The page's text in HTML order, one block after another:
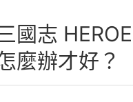
三國志
麼辦才好？